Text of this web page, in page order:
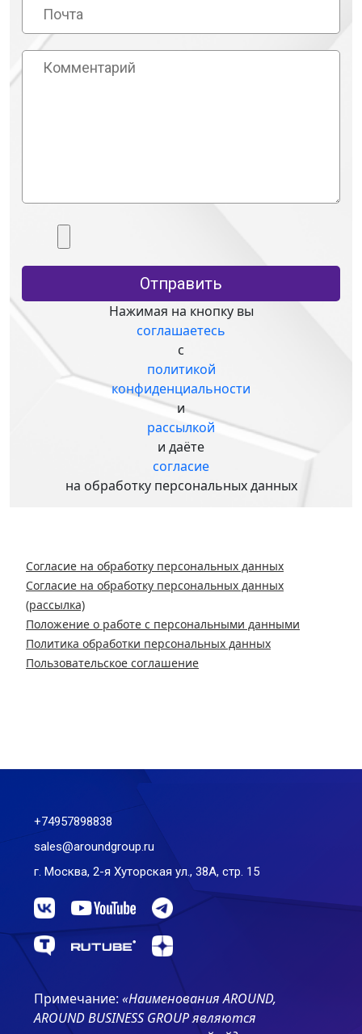
Нажимая на кнопку вы
соглашаетесь
с
политикой
конфиденциальности
и
рассылкой
и даёте
согласие
на обработку персональных данных
Согласие на обработку персональных данных
Согласие на обработку персональных данных
(рассылка)
Положение о работе с персональными данными
Политика обработки персональных данных
Пользовательское соглашение
+74957898838
sales@aroundgroup.ru
г. Москва, 2-я Хуторская ул., 38А, стр. 15
Примечание: «Наименования AROUND,
AROUND BUSINESS GROUP являются